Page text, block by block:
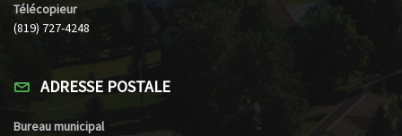
Télécopieur
(819) 727-4248
ADRESSE POSTALE
Bureau municipal